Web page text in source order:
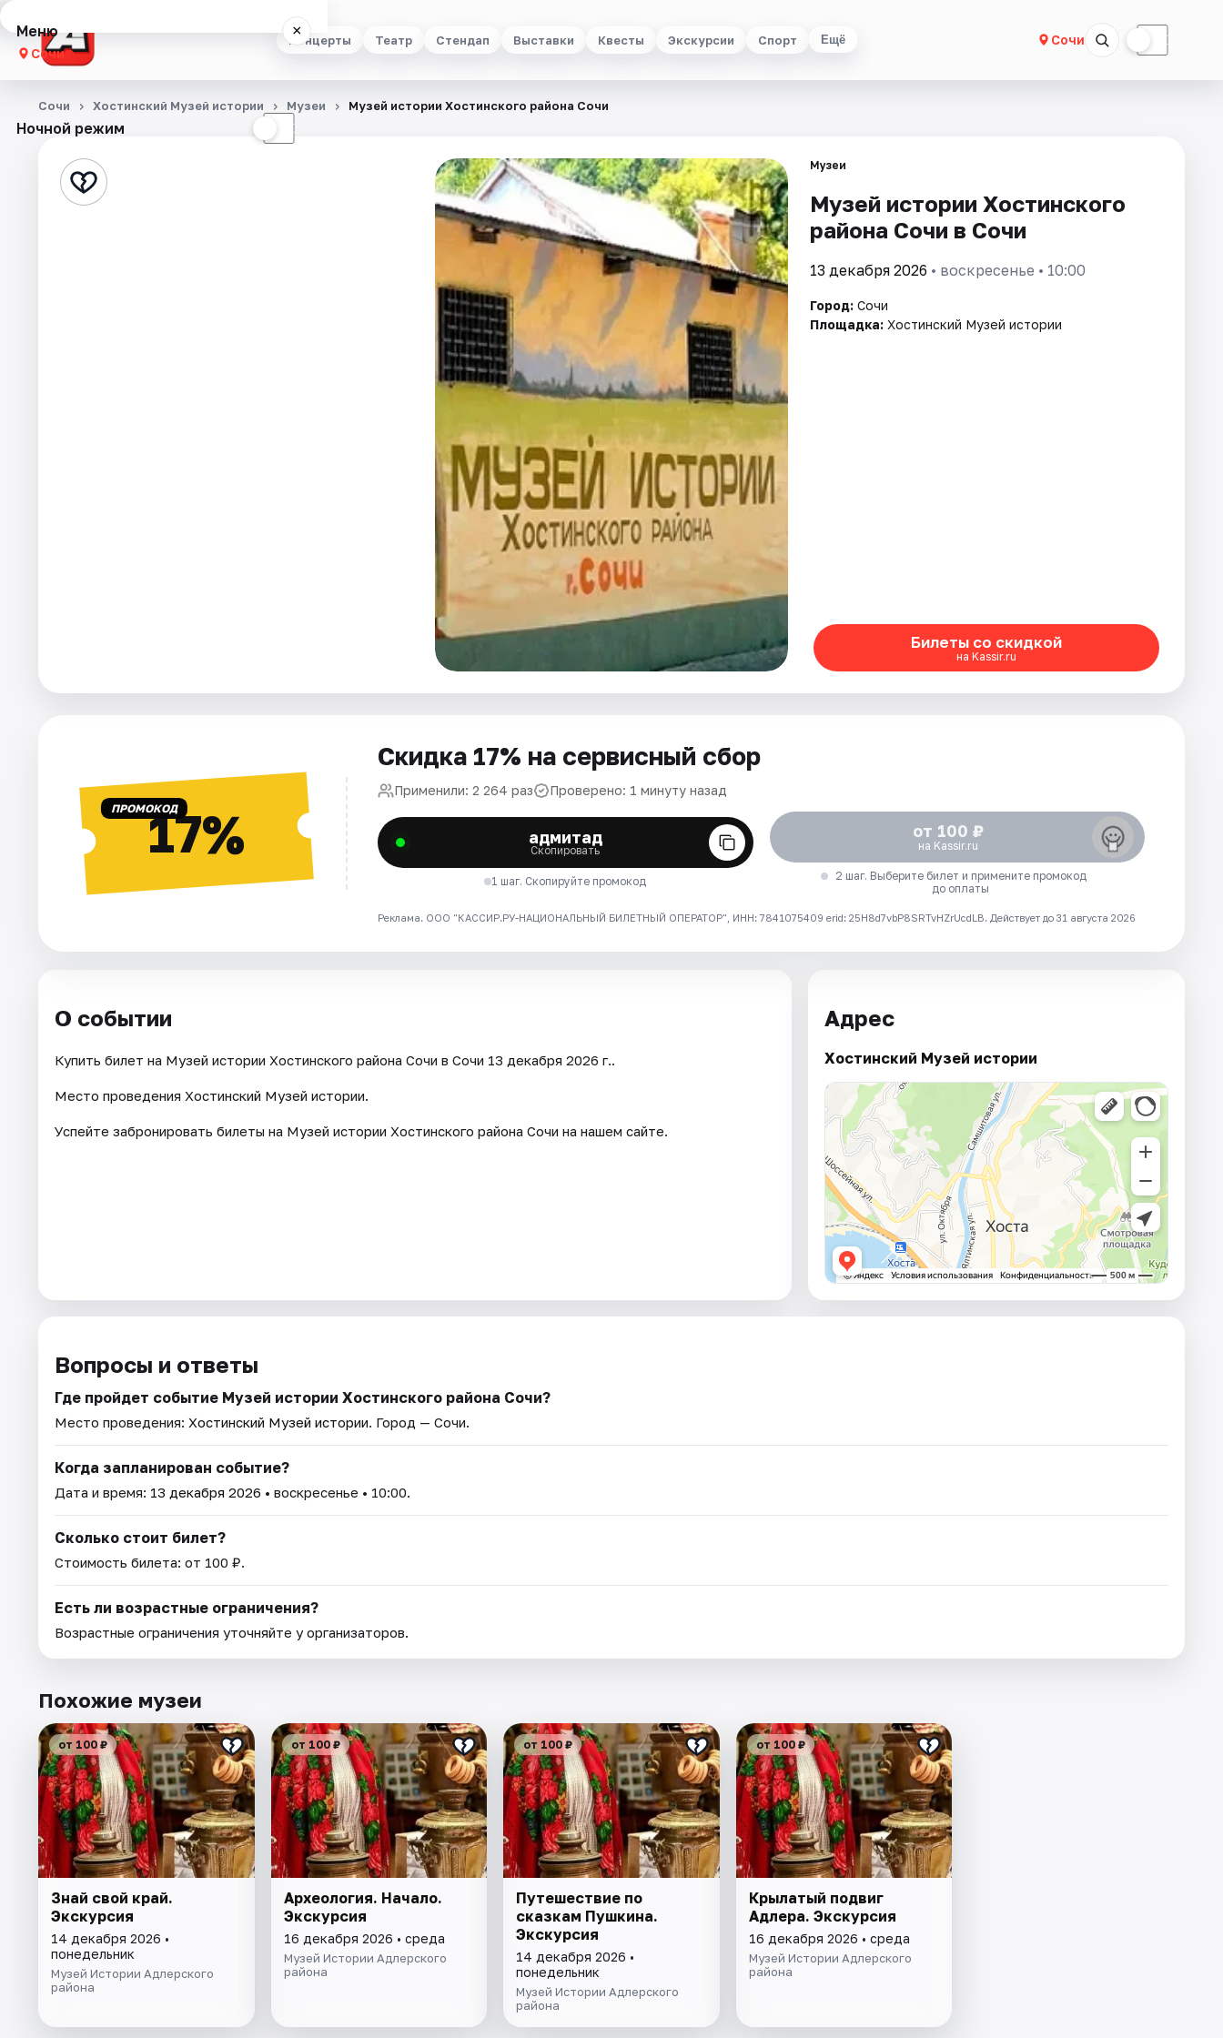
Концерты Театр Стендап Выставки Квесты Экскурсии Спорт Ещё Сочи ☾
Меню ×
Сочи
Концерты
Стендап
Ночной режим ☾
Сочи Хостинский Музей истории Музеи Музей истории Хостинского района Сочи
Музеи
Музей истории Хостинского
района Сочи в Сочи
13 декабря 2026 • воскресенье • 10:00
Город: Сочи
Площадка: Хостинский Музей истории
Билеты со скидкой
на Kassir.ru
ПРОМОКОД17%
Скидка 17% на сервисный сбор
Применили: 2 264 раз Проверено: 1 минуту назад
адмитад
Скопировать
1 шаг. Скопируйте промокод
от 100 ₽
на Kassir.ru
2 шаг. Выберите билет и примените промокод
до оплаты
Реклама. ООО "КАССИР.РУ-НАЦИОНАЛЬНЫЙ БИЛЕТНЫЙ ОПЕРАТОР", ИНН: 7841075409 erid: 25H8d7vbP8SRTvHZrUcdLB. Действует до 31 августа 2026
О событии
Купить билет на Музей истории Хостинского района Сочи в Сочи 13 декабря 2026 г..
Место проведения Хостинский Музей истории.
Успейте забронировать билеты на Музей истории Хостинского района Сочи на нашем сайте.
Адрес
Хостинский Музей истории
Вопросы и ответы
Где пройдет событие Музей истории Хостинского района Сочи?
Место проведения: Хостинский Музей истории. Город — Сочи.
Когда запланирован событие?
Дата и время: 13 декабря 2026 • воскресенье • 10:00.
Сколько стоит билет?
Стоимость билета: от 100 ₽.
Есть ли возрастные ограничения?
Возрастные ограничения уточняйте у организаторов.
Похожие музеи
от 100 ₽
Знай свой край.
Экскурсия
14 декабря 2026 •
понедельник
Музей Истории Адлерского
района
от 100 ₽
Археология. Начало.
Экскурсия
16 декабря 2026 • среда
Музей Истории Адлерского
района
от 100 ₽
Путешествие по
сказкам Пушкина.
Экскурсия
14 декабря 2026 •
понедельник
Музей Истории Адлерского
района
от 100 ₽
Крылатый подвиг
Адлера. Экскурсия
16 декабря 2026 • среда
Музей Истории Адлерского
района